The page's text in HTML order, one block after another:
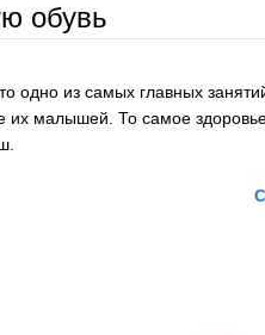
обувь
одно из самых главных
малышей. То самое